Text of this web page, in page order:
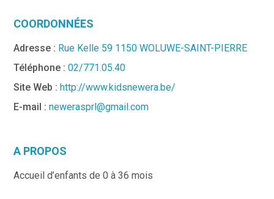
COORDONNÉES
Adresse : Rue Kelle 59 1150 WOLUWE-SAINT-PIERRE
Téléphone :02/771.05.40
Site Web : http://www.kidsnewera.be/
E-mail : newerasprl@gmail.com
A PROPOS
Accueil d’enfants de 0 à 36 mois